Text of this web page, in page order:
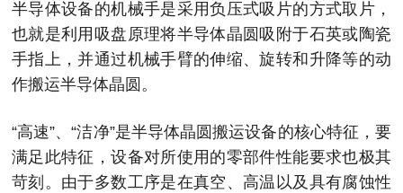
半导体设备的机械手是采用负压式吸片的方式取片，
也就是利用吸盘原理将半导体晶圆吸附于石英或陶瓷
手指上，并通过机械手臂的伸缩、旋转和升降等的动
作搬运半导体晶圆。
“高速”、“洁净”是半导体晶圆搬运设备的核心特征，要
满足此特征，设备对所使用的零部件性能要求也极其
苛刻。由于多数工序是在真空、高温以及具有腐蚀性